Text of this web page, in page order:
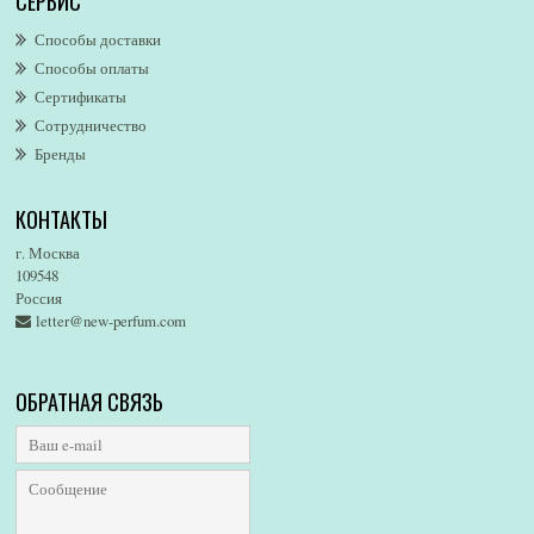
Alsayad
Altaia
Alvarez Gomez
Alviero Martini
Alyson Oldoini
American Eagle
Amore Segreto
Amorino
Amouage
Amzan
Andre D`Archer
Andrea Maack
Способы доставки
Способы оплаты
Сертификаты
Сотрудничество
Бренды
КОНТАКТЫ
г. Москва
109548
Россия
letter@new-perfum.com
ОБРАТНАЯ СВЯЗЬ